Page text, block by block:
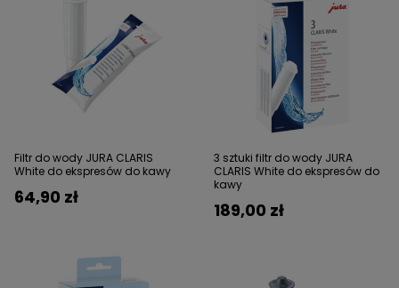
Filtr do wody JURA CLARIS
White do ekspresów do kawy
64,90 zł
3 sztuki filtr do wody JURA
CLARIS White do ekspresów do
kawy
189,00 zł